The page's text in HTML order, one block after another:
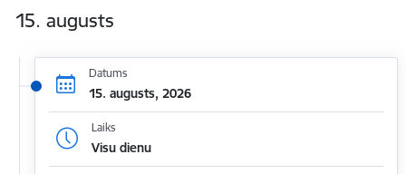
15. augusts
Datums
15. augusts, 2026
Laiks
Visu dienu